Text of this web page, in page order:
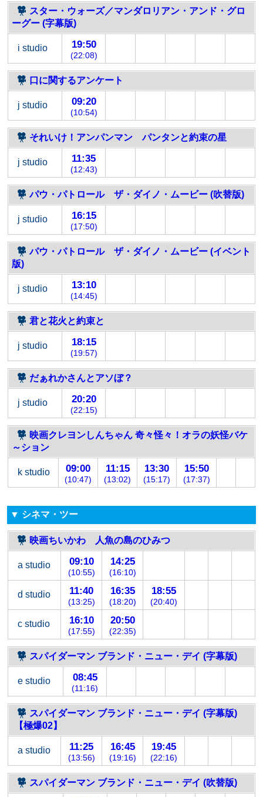
スター・ウォーズ／マンダロリアン・アンド・グロ
ーグー (字幕版)
i studio 19:50
(22:08)
口に関するアンケート
j studio 09:20
(10:54)
それいけ！アンパンマン パンタンと約束の星
j studio 11:35
(12:43)
パウ・パトロール ザ・ダイノ・ムービー (吹替版)
j studio 16:15
(17:50)
パウ・パトロール ザ・ダイノ・ムービー (イベント
版)
j studio 13:10
(14:45)
君と花火と約束と
j studio 18:15
(19:57)
だぁれかさんとアソぼ？
j studio 20:20
(22:15)
映画クレヨンしんちゃん 奇々怪々！オラの妖怪バケ
～ション
k studio 09:00
(10:47)
11:15
(13:02)
13:30
(15:17)
15:50
(17:37)
▼ シネマ・ツー
映画ちいかわ 人魚の島のひみつ
a studio 09:10
(10:55)
14:25
(16:10)
d studio 11:40
(13:25)
16:35
(18:20)
18:55
(20:40)
c studio 16:10
(17:55)
20:50
(22:35)
スパイダーマン ブランド・ニュー・デイ (字幕版)
e studio 08:45
(11:16)
スパイダーマン ブランド・ニュー・デイ (字幕版)
【極爆02】
a studio 11:25
(13:56)
16:45
(19:16)
19:45
(22:16)
スパイダーマン ブランド・ニュー・デイ (吹替版)